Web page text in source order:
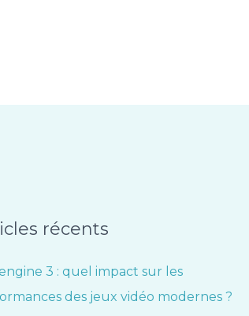
récents
3 : quel impact sur les
des jeux vidéo modernes ?